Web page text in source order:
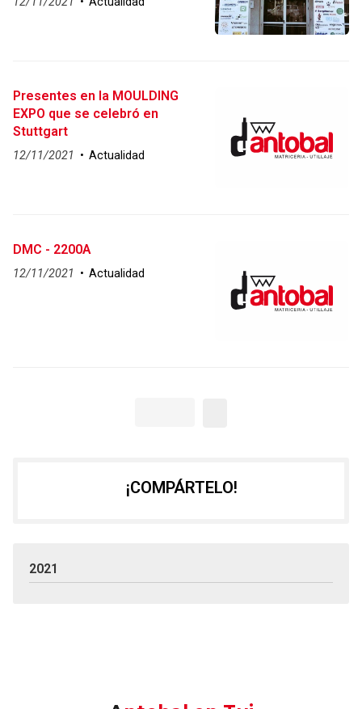
Presentes en la MOULDING
EXPO que se celebró en
Stuttgart
12/11/2021 Actualidad
DMC - 2200A
12/11/2021 Actualidad
¡COMPÁRTELO!
2021